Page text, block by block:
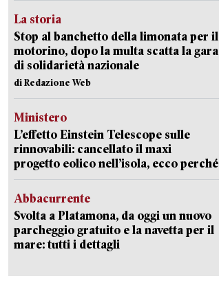
La storia
Stop al banchetto della limonata per il
motorino, dopo la multa scatta la gara
di solidarietà nazionale
di Redazione Web
Ministero
L’effetto Einstein Telescope sulle
rinnovabili: cancellato il maxi
progetto eolico nell’isola, ecco perché
Abbacurrente
Svolta a Platamona, da oggi un nuovo
parcheggio gratuito e la navetta per il
mare: tutti i dettagli